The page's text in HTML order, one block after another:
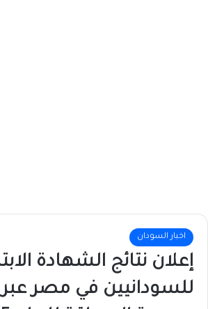
اخبار السودان
إعلان نتائج الشهادة
للسودانيين في مصر